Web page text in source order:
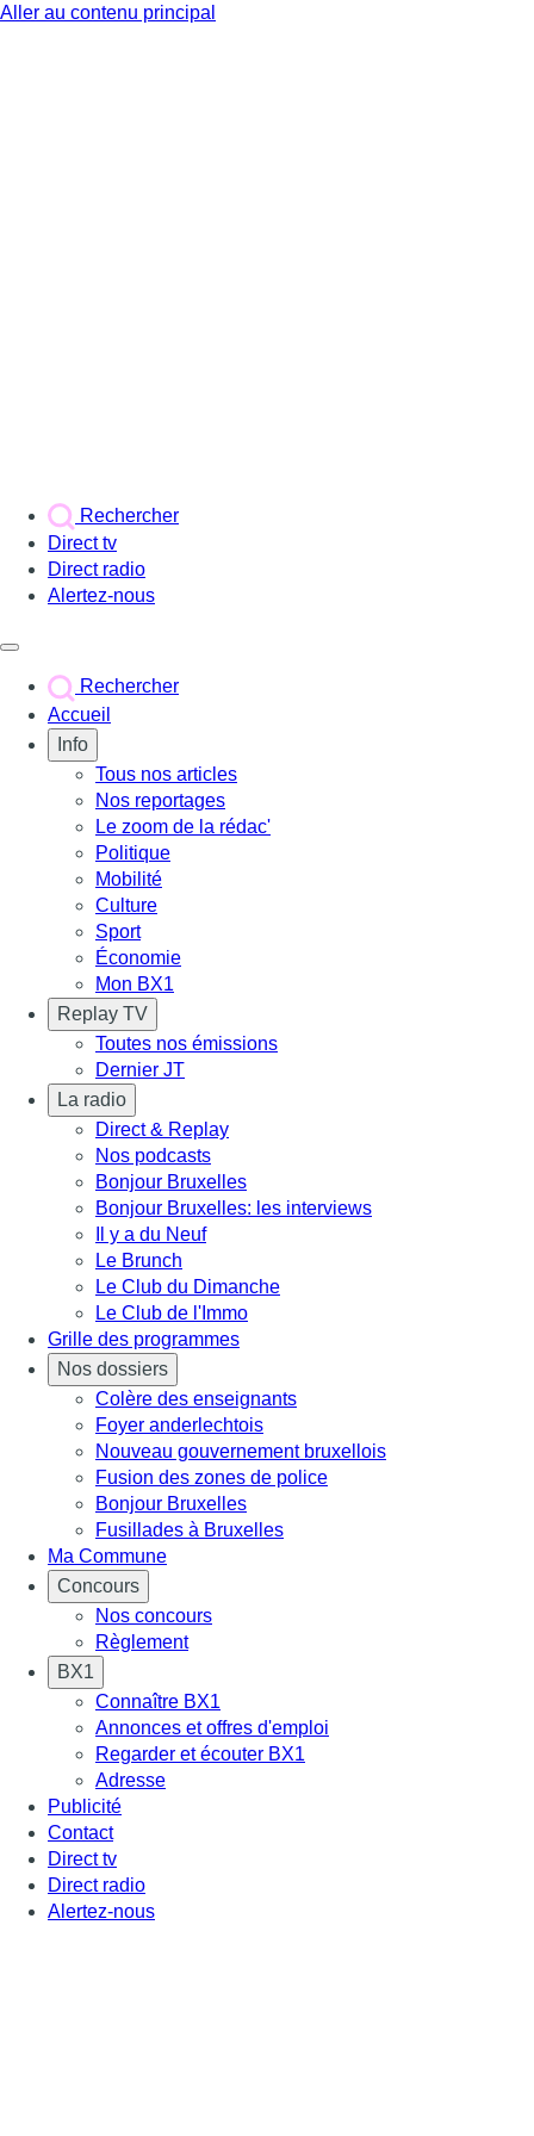
Aller au contenu principal
Rechercher
Direct tv
Direct radio
Alertez-nous
Rechercher
Accueil
Info
Tous nos articles
Nos reportages
Le zoom de la rédac'
Politique
Mobilité
Culture
Sport
Économie
Mon BX1
Replay TV
Toutes nos émissions
Dernier JT
La radio
Direct & Replay
Nos podcasts
Bonjour Bruxelles
Bonjour Bruxelles: les interviews
Il y a du Neuf
Le Brunch
Le Club du Dimanche
Le Club de l'Immo
Grille des programmes
Nos dossiers
Colère des enseignants
Foyer anderlechtois
Nouveau gouvernement bruxellois
Fusion des zones de police
Bonjour Bruxelles
Fusillades à Bruxelles
Ma Commune
Concours
Nos concours
Règlement
BX1
Connaître BX1
Annonces et offres d'emploi
Regarder et écouter BX1
Adresse
Publicité
Contact
Direct tv
Direct radio
Alertez-nous